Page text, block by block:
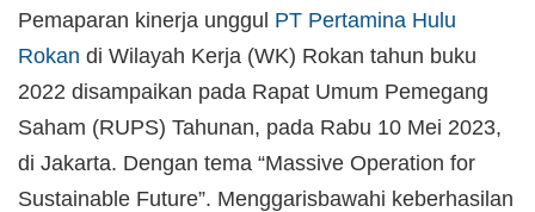
Pemaparan kinerja unggul PT Pertamina Hulu
Rokan di Wilayah Kerja (WK) Rokan tahun buku
2022 disampaikan pada Rapat Umum Pemegang
Saham (RUPS) Tahunan, pada Rabu 10 Mei 2023,
di Jakarta. Dengan tema “Massive Operation for
Sustainable Future”. Menggarisbawahi keberhasilan